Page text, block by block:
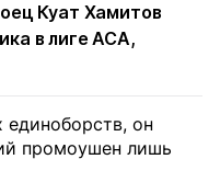
Куат Хамитов
в лиге ACA,
он
промоушен лишь